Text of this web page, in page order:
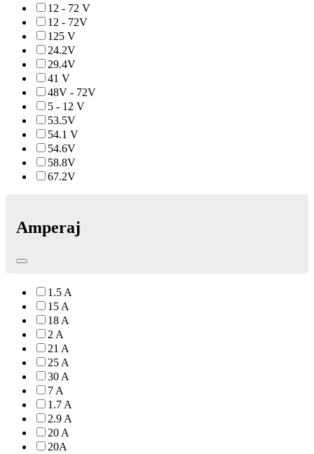
12 - 72 V
12 - 72V
125 V
24.2V
29.4V
41 V
48V - 72V
5 - 12 V
53.5V
54.1 V
54.6V
58.8V
67.2V
Amperaj
1.5 A
15 A
18 A
2 A
21 A
25 A
30 A
7 A
1.7 A
2.9 A
20 A
20A